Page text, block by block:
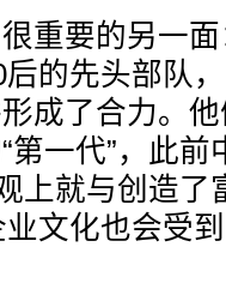
要的另一面
的先头部队
成了合力。
第一代”，此
上就与创造
文化也会受